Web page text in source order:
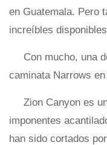
en Guatemala. Pero
increíbles
Con mucho, una
caminata Narrows
Zion Canyon es
imponentes
han sido cortados